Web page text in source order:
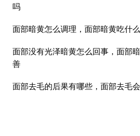
吗
面部暗黄怎么调理，面部暗黄吃什
面部没有光泽暗黄怎么回事，面部
善
面部去毛的后果有哪些，面部去毛